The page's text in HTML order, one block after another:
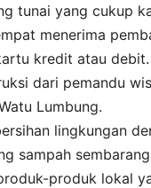
tunai yang cukup
menerima
kredit atau debit.
dari pemandu
Lumbung.
lingkungan
sampah
produk lokal